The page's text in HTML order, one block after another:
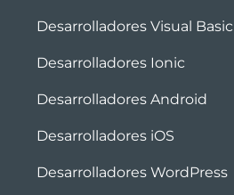
Desarrolladores Visual Basic
Desarrolladores Ionic
Desarrolladores Android
Desarrolladores iOS
Desarrolladores WordPress